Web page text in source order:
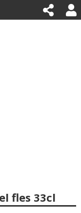
fles 33cl